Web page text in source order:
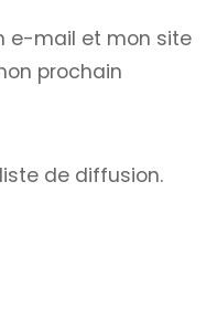
e-mail et mon site
prochain
de diffusion.